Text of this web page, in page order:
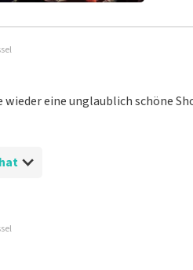
wieder eine unglaublich schöne